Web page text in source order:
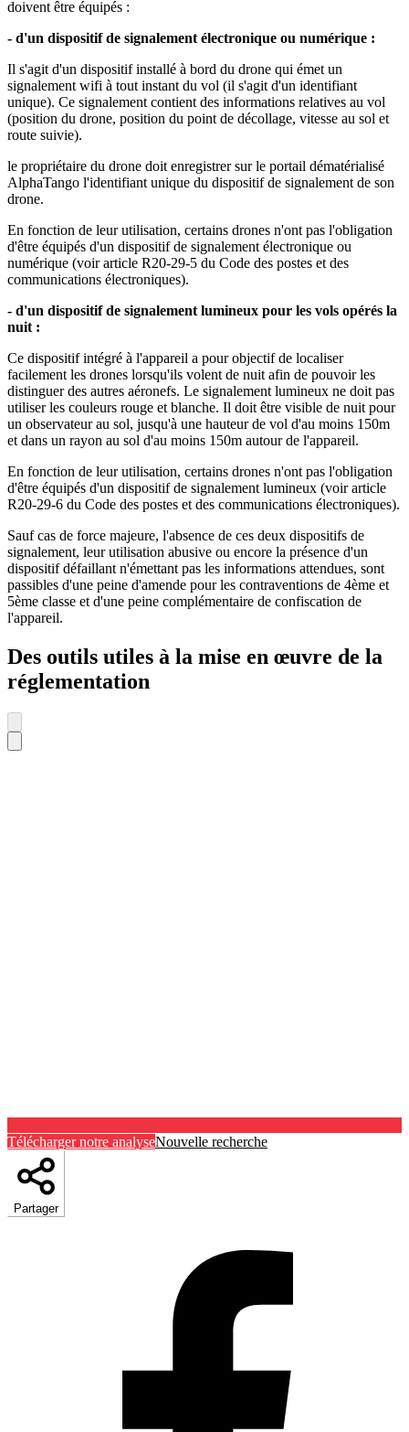
doivent être équipés :
- d'un dispositif de signalement électronique ou numérique :
Il s'agit d'un dispositif installé à bord du drone qui émet un
signalement wifi à tout instant du vol (il s'agit d'un identifiant
unique). Ce signalement contient des informations relatives au vol
(position du drone, position du point de décollage, vitesse au sol et
route suivie).
le propriétaire du drone doit enregistrer sur le portail dématérialisé
AlphaTango l'identifiant unique du dispositif de signalement de son
drone.
En fonction de leur utilisation, certains drones n'ont pas l'obligation
d'être équipés d'un dispositif de signalement électronique ou
numérique (voir article R20-29-5 du Code des postes et des
communications électroniques).
- d'un dispositif de signalement lumineux pour les vols opérés la
nuit :
Ce dispositif intégré à l'appareil a pour objectif de localiser
facilement les drones lorsqu'ils volent de nuit afin de pouvoir les
distinguer des autres aéronefs. Le signalement lumineux ne doit pas
utiliser les couleurs rouge et blanche. Il doit être visible de nuit pour
un observateur au sol, jusqu'à une hauteur de vol d'au moins 150m
et dans un rayon au sol d'au moins 150m autour de l'appareil.
En fonction de leur utilisation, certains drones n'ont pas l'obligation
d'être équipés d'un dispositif de signalement lumineux (voir article
R20-29-6 du Code des postes et des communications électroniques).
Sauf cas de force majeure, l'absence de ces deux dispositifs de
signalement, leur utilisation abusive ou encore la présence d'un
dispositif défaillant n'émettant pas les informations attendues, sont
passibles d'une peine d'amende pour les contraventions de 4ème et
5ème classe et d'une peine complémentaire de confiscation de
l'appareil.
Des outils utiles à la mise en œuvre de la
réglementation
Télécharger notre analyseNouvelle recherche
Partager